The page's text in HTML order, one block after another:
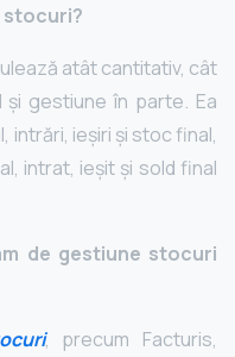
stocuri?
atât cantitativ, cât
gestiune în parte. Ea
intrări, ieșiri și stoc final,
intrat, ieșit și sold final
de gestiune stocuri
, precum Facturis,